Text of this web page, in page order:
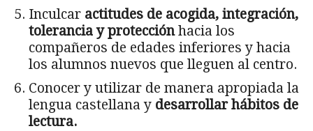
Inculcar actitudes de acogida, integración,
tolerancia y protecciónhacia los
compañeros de edades inferiores y hacia
los alumnos nuevos que lleguen al centro.
Conocer y utilizar de manera apropiada la
lengua castellana y desarrollar hábitos de
lectura.